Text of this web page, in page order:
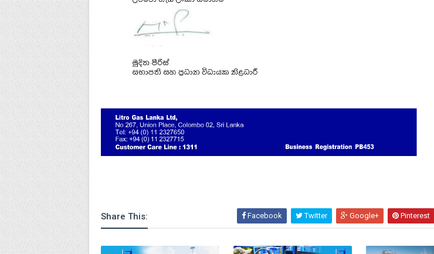
Share This: Facebook Twitter Google+ Pinterest